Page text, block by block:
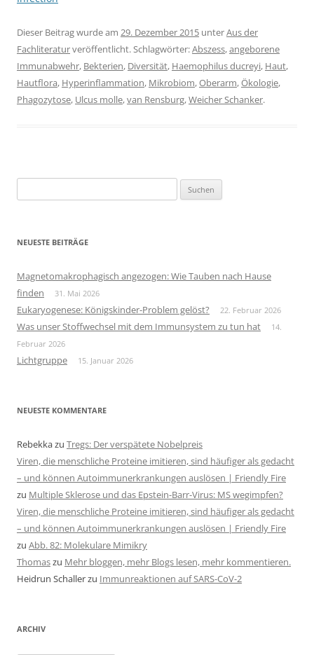
Dieser Beitrag wurde am 29. Dezember 2015 unterAus der
Fachliteraturveröffentlicht. Schlagwörter:Abszess,angeborene
Immunabwehr, Bekterien, Diversität, Haemophilus ducreyi, Haut,
Hautflora, Hyperinflammation, Mikrobiom,Oberarm,Ökologie,
Phagozytose, Ulcus molle,van Rensburg,Weicher Schanker.
nach:
NEUESTE BEITRÄGE
Magnetomakrophagisch angezogen: Wie Tauben nach Hause
finden
31. Mai 2026
Eukaryogenese: Königskinder-Problem gelöst? 22. Februar 2026
Was unser Stoffwechsel mit dem Immunsystem zu tun hat
14.
Februar 2026
Lichtgruppe 15. Januar 2026
NEUESTE KOMMENTARE
Rebekkazu Tregs: Der verspätete Nobelpreis
Viren, die menschliche Proteine imitieren, sind häufiger als gedacht
– und können Autoimmunerkrankungen auslösen | Friendly Fire
zu Multiple Sklerose und das Epstein-Barr-Virus: MS wegimpfen?
Viren, die menschliche Proteine imitieren, sind häufiger als gedacht
– und können Autoimmunerkrankungen auslösen | Friendly Fire
zu Abb. 82: Molekulare Mimikry
Thomaszu Mehr bloggen, mehr Blogs lesen, mehr kommentieren.
Heidrun Schallerzu Immunreaktionen auf SARS-CoV-2
ARCHIV